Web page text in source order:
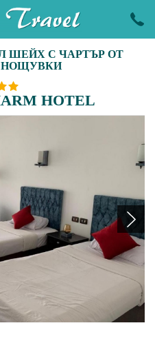
ШЕЙХ С ЧАРТЪР ОТ
НОЩУВКИ
HOTEL